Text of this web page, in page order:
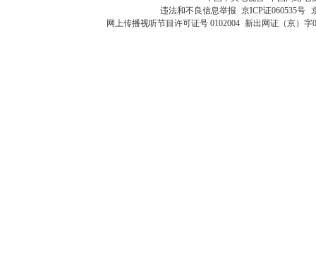
违法和不良信息举报 京ICP证060535号
网上传播视听节目许可证号 0102004 新出网证（京）